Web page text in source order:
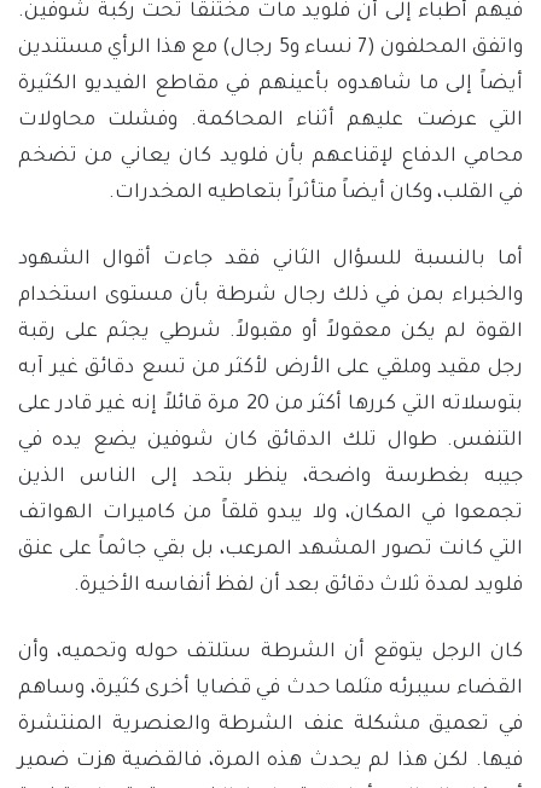
فيهم أطباء إلى أن فلويد مات مختنقاً تحت ركبة شوفين.
واتفق المحلفون (7 نساء و5 رجال) مع هذا الرأي مستندين
أيضاً إلى ما شاهدوه بأعينهم في مقاطع الفيديو الكثيرة
التي عرضت عليهم أثناء المحاكمة. وفشلت محاولات
محامي الدفاع لإقناعهم بأن فلويد كان يعاني من تضخم
في القلب، وكان أيضاً متأثراً بتعاطيه المخدرات.
أما بالنسبة للسؤال الثاني فقد جاءت أقوال الشهود
والخبراء بمن في ذلك رجال شرطة بأن مستوى استخدام
القوة لم يكن معقولاً أو مقبولاً. شرطي يجثم على رقبة
رجل مقيد وملقي على الأرض لأكثر من تسع دقائق غير آبه
بتوسلاته التي كررها أكثر من 20 مرة قائلاً إنه غير قادر على
التنفس. طوال تلك الدقائق كان شوفين يضع يده في
جيبه بغطرسة واضحة، ينظر بتحد إلى الناس الذين
تجمعوا في المكان، ولا يبدو قلقاً من كاميرات الهواتف
التي كانت تصور المشهد المرعب، بل بقي جاثماً على عنق
فلويد لمدة ثلاث دقائق بعد أن لفظ أنفاسه الأخيرة.
كان الرجل يتوقع أن الشرطة ستلتف حوله وتحميه، وأن
القضاء سيبرئه مثلما حدث في قضايا أخرى كثيرة، وساهم
في تعميق مشكلة عنف الشرطة والعنصرية المنتشرة
فيها. لكن هذا لم يحدث هذه المرة، فالقضية هزت ضمير